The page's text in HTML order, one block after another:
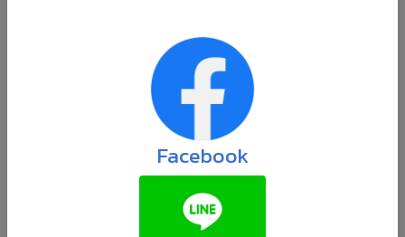
เช็ควงเงินคงเหลือค่ารักษาพยาบาล ได้ที่นี่
ประกาศกองทุนสงเคราะห์
เชิญชวนบริษัทจัดการกองทุนเพื่อเป็นผู้จัดการ
กองทุนส่วนบุคคล (PRIVATE FUND)
Facebook